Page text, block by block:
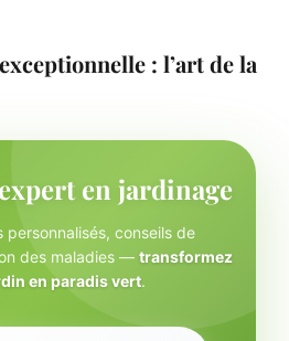
: l’art de la
en jardinage
personnalisés, conseils de
des maladies — transformez
en paradis vert.